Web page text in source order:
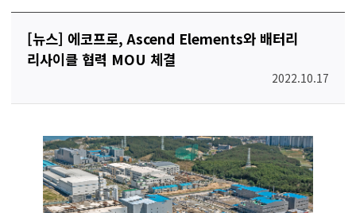
[뉴스] 에코프로, Ascend Elements와 배터리
리사이클 협력 MOU 체결
2022.10.17